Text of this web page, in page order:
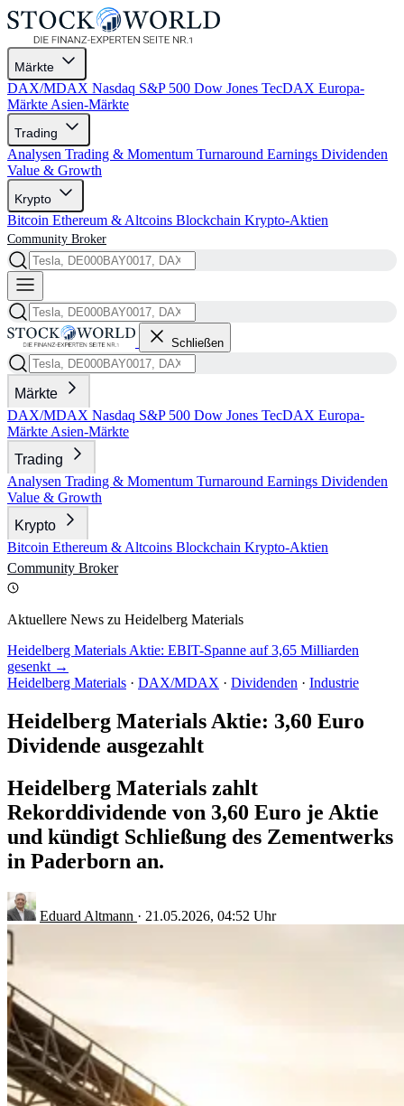
Märkte
DAX/MDAX Nasdaq S&P 500 Dow Jones TecDAX Europa-
Märkte Asien-Märkte
Trading
Analysen Trading & Momentum Turnaround Earnings Dividenden
Value & Growth
Krypto
Bitcoin Ethereum & Altcoins Blockchain Krypto-Aktien
Community Broker
Schließen
Märkte
DAX/MDAX Nasdaq S&P 500 Dow Jones TecDAX Europa-
Märkte Asien-Märkte
Trading
Analysen Trading & Momentum Turnaround Earnings Dividenden
Value & Growth
Krypto
Bitcoin Ethereum & Altcoins Blockchain Krypto-Aktien
Community Broker
Aktuellere News zu Heidelberg Materials
Heidelberg Materials Aktie: EBIT-Spanne auf 3,65 Milliarden
gesenkt →
Heidelberg Materials · DAX/MDAX · Dividenden · Industrie
Heidelberg Materials Aktie: 3,60 Euro
Dividende ausgezahlt
Heidelberg Materials zahlt
Rekorddividende von 3,60 Euro je Aktie
und kündigt Schließung des Zementwerks
in Paderborn an.
Eduard Altmann · 21.05.2026, 04:52 Uhr